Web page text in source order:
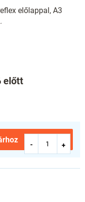
előlappal, A3
előtt